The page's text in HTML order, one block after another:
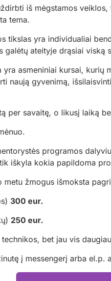
iš mėgstamos
tema.
tikslas yra individualiai
ateityje drąsiai viską
asmeniniai kursai,
naują gyvenimą,
per savaitę, o likusį laiką
programos
iškyla kokia papildoma
metu žmogus išmoksta
300 eur.
250 eur.
technikos, bet jau vis
į messengerį arba el.p.